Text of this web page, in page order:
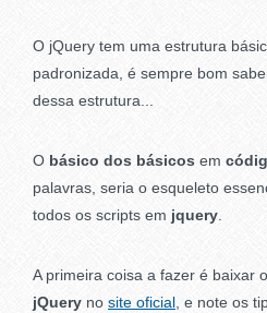
O jQuery tem uma estrutura
padronizada, é sempre bom
dessa estrutura...
O básico dos básicos em
palavras, seria o esqueleto
todos os scripts em jquery.
A primeira coisa a fazer é baixar
jQuery no site oficial, e note os